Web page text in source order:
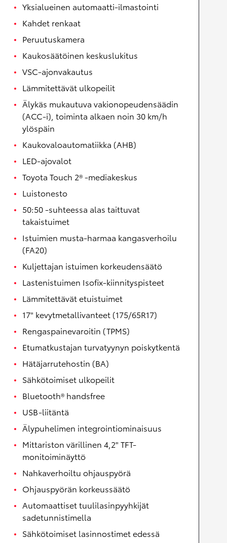
Yksialueinen automaatti-ilmastointi
Kahdet renkaat
Peruutuskamera
Kaukosäätöinen keskuslukitus
VSC-ajonvakautus
Lämmitettävät ulkopeilit
Älykäs mukautuva vakionopeudensäädin
(ACC-i), toiminta alkaen noin 30 km/h
ylöspäin
Kaukovaloautomatiikka (AHB)
LED-ajovalot
Toyota Touch 2® -mediakeskus
Luistonesto
50:50 -suhteessa alas taittuvat
takaistuimet
Istuimien musta-harmaa kangasverhoilu
(FA20)
Kuljettajan istuimen korkeudensäätö
Lastenistuimen Isofix-kiinnityspisteet
Lämmitettävät etuistuimet
17" kevytmetallivanteet (175/65R17)
Rengaspainevaroitin (TPMS)
Etumatkustajan turvatyynyn poiskytkentä
Hätäjarrutehostin (BA)
Sähkötoimiset ulkopeilit
Bluetooth® handsfree
USB-liitäntä
Älypuhelimen integrointiominaisuus
Mittariston värillinen 4,2" TFT-
monitoiminäyttö
Nahkaverhoiltu ohjauspyörä
Ohjauspyörän korkeussäätö
Automaattiset tuulilasinpyyhkijät
sadetunnistimella
Sähkötoimiset lasinnostimet edessä